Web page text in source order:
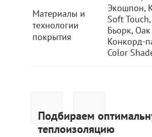
Материалы и
технологии
покрытия
Экошпон,
Soft
Бьорк,
Конкорд-
Color
Подбираем
теплоизоляцию